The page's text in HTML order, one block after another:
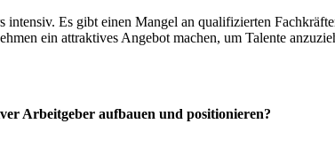
Es gibt einen Mangel an qualifizierten
ein attraktives Angebot machen, um Talente
Arbeitgeber aufbauen und positionieren?